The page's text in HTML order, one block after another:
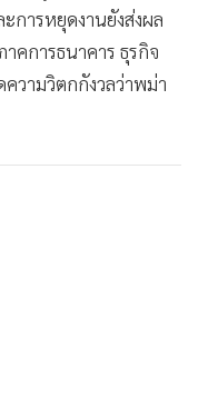
การหยุดงานยังส่งผล
คการธนาคาร ธุรกิจ
วามวิตกกังวลว่าพม่า